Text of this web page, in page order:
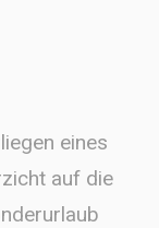
eines
auf die